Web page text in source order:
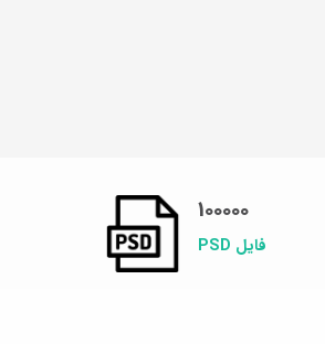
100000
فایل PSD